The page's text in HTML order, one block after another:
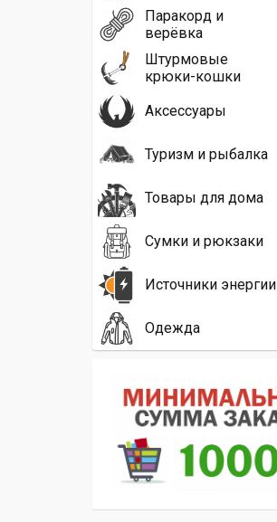
Паракорд и
верёвка
Штурмовые
крюки-кошки
Аксессуары
Туризм и рыбалка
Товары для дома
Сумки и рюкзаки
Источники энергии
Одежда